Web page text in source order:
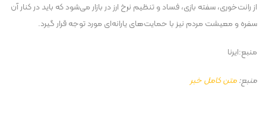
از رانت‌خوری، سفته بازی، فساد و تنظیم نرخ ارز در بازار می‌شود که باید در کنار آن
سفره و معیشت مردم نیز با حمایت‌های یارانه‌ای مورد توجه قرار گیرد.
منبع:ایرنا
منبع:متن کامل خبر